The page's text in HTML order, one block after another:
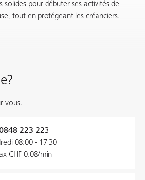
solides pour débuter ses activités de
tout en protégeant les créanciers.
vous.
0848 223 223
08:00 - 17:30
CHF 0.08/min